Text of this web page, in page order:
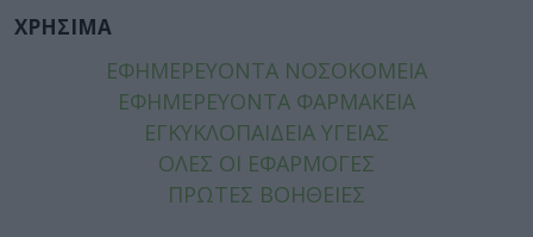
ΧΡΗΣΙΜΑ
ΕΦΗΜΕΡΕΥΟΝΤΑ ΝΟΣΟΚΟΜΕΙΑ
ΕΦΗΜΕΡΕΥΟΝΤΑ ΦΑΡΜΑΚΕΙΑ
ΕΓΚΥΚΛΟΠΑΙΔΕΙΑ ΥΓΕΙΑΣ
ΟΛΕΣ ΟΙ ΕΦΑΡΜΟΓΕΣ
ΠΡΩΤΕΣ ΒΟΗΘΕΙΕΣ